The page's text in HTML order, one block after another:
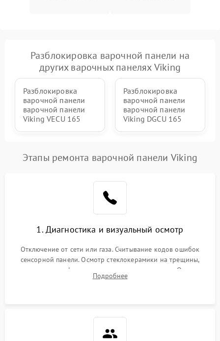
Разблокировка варочной панели на
других варочных панелях Viking
Разблокировка
варочной панели
варочной панели
Viking VECU 165
Разблокировка
варочной панели
варочной панели
Viking DGCU 165
Этапы ремонта варочной панели Viking
1. Диагностика и визуальный осмотр
Отключение от сети или газа. Считывание кодов ошибок
сенсорной панели. Осмотр стеклокерамики на трещины,
проверка конфорок на равномерность нагрева. Опрос
клиента о симптомах (не включается, не видит посуду,
Подробнее